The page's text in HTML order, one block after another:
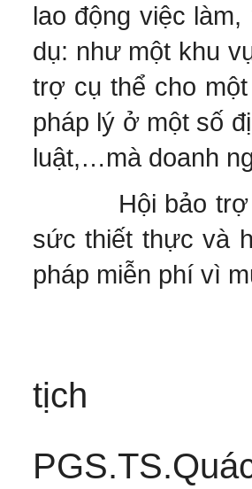
lao động việc
dụ: như một khu
trợ cụ thể cho
pháp lý ở một số
luật,…mà doanh
Hội bảo trợ tư
sức thiết thực và
pháp miễn phí vì
tịch